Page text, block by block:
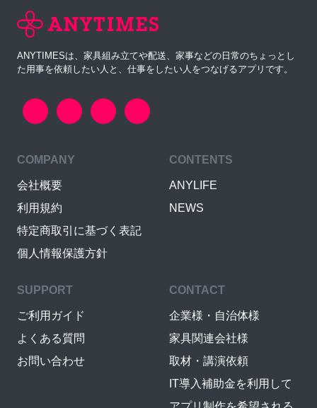
ANYTIMESは、家具組み立てや配送、家事などの日常のちょっとし
た用事を依頼したい人と、仕事をしたい人をつなげるアプリです。
COMPANY
会社概要
利用規約
特定商取引に基づく表記
個人情報保護方針
CONTENTS
ANYLIFE
NEWS
SUPPORT
ご利用ガイド
よくある質問
お問い合わせ
CONTACT
企業様・自治体様
家具関連会社様
取材・講演依頼
IT導入補助金を利用して